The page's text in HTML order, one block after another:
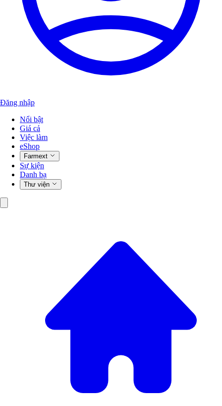
Đăng nhập
Nổi bật
Giá cả
Việc làm
eShop
Farmext
Sự kiện
Danh bạ
Thư viện